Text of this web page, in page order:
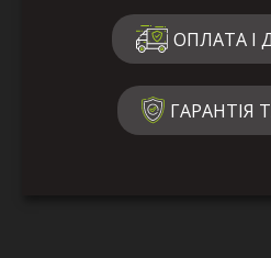
ОПЛАТА І
ГАРАНТІЯ